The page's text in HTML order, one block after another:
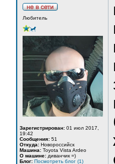
Любитель
Зарегистрирован: 01 июл 2017,
19:42
Сообщения: 51
Откуда: Новороссийск
Машина: Toyota Vista Ardeo
О машине: диванчик =)
Блог: Посмотреть блог (1)